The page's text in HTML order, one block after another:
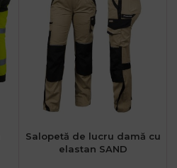
Salopetă de lucru damă cu
elastan SAND